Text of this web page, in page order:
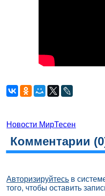
Новости МирТесен
Комментарии (0
Авторизируйтесь в
того, чтобы оставить